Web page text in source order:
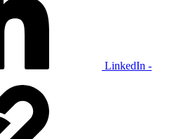
LinkedIn -